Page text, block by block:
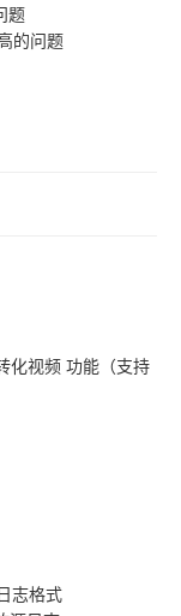
题
的问题
化视频 功能（支持
志格式